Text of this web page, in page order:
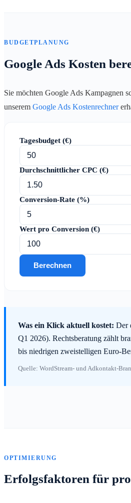
BUDGETPLANUNG
Google Ads Kosten
Sie möchten Google Ads Kampagnen
unserem Google Ads Kostenrechner
Tagesbudget (€)
Durchschnittlicher CPC (€)
Conversion-Rate (%)
Wert pro Conversion (€)
Berechnen
Was ein Klick aktuell kostet: Der
Q1 2026). Rechtsberatung zählt
bis niedrigen zweistelligen Euro-
Quelle: WordStream- und Adkontakt-
OPTIMIERUNG
Erfolgsfaktoren für